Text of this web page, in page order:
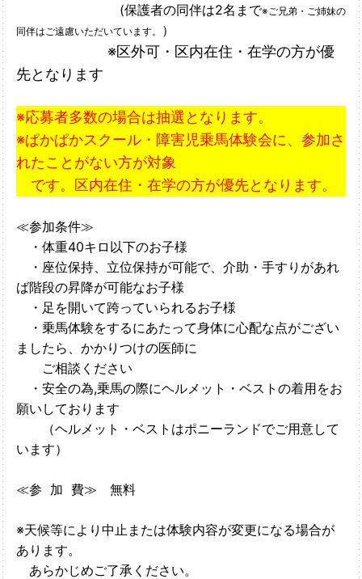
(保護者の同伴は2名まで※ご兄弟・ご姉妹の
同伴はご遠慮いただいています。
）
※区外可・区内在住・在学の方が優
先となります
※応募者多数の場合は抽選となります。
※ぱかぱかスクール・障害児乗馬体験会に、 参加さ
れたことがない方が対象
です。区内在住・在学の方が優先となります。
≪参加条件≫
・体重40キロ以下のお子様
・座位保持、立位保持が可能で、介助・手すりがあれ
ば階段の昇降が可能なお子様
・足を開いて跨っていられるお子様
・乗馬体験をするにあたって身体に心配な点がござい
ましたら、かかりつけの医師に
ご相談ください
・安全の為,乗馬の際にヘルメット・ベストの着用をお
願いしております
（ヘルメット・ベストはポニーランドでご用意して
います）
≪参 加 費≫ 無料
※天候等により中止または体験内容が変更になる場合が
あります。
あらかじめご了承ください。